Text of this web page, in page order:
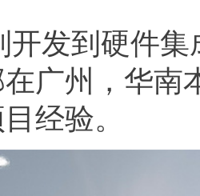
开发到硬件
广州，华南
经验。